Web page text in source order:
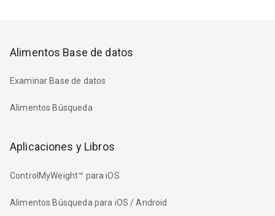
Alimentos Base de datos
Examinar Base de datos
Alimentos Búsqueda
Aplicaciones y Libros
ControlMyWeight™ para iOS
Alimentos Búsqueda para iOS / Android